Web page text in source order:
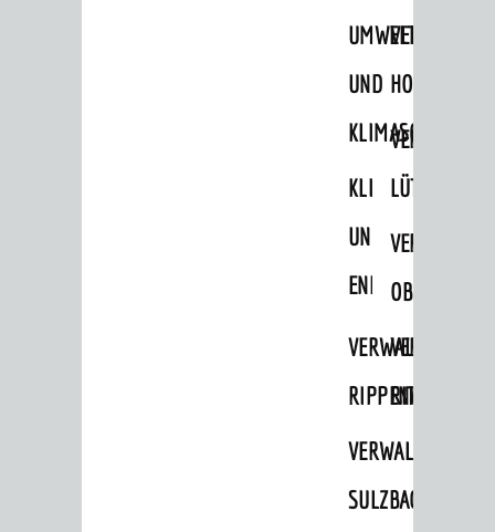
UMWELT-
UND
KLIMASCHUTZ
KLIMASCHUTZ
UND
RIPPENWEIER
SULZBACH